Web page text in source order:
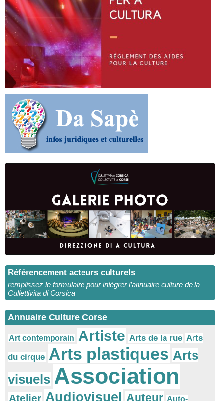
Référencement acteurs culturels
remplissez le formulaire pour intégrer l’annuaire culture de la
Cullettivita di Corsica
Annuaire Culture Corse
Art contemporain Artiste Arts de la rue Arts
du cirque Arts plastiques Arts
visuels Association
Atelier Audiovisuel Auteur Auto-